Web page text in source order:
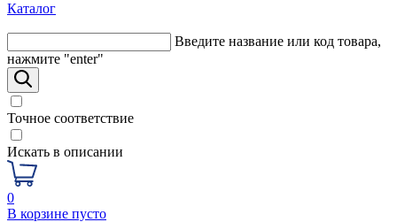
Каталог
Введите название или код товара,
нажмите "enter"
Точное соответствие
Искать в описании
0
В корзине пусто